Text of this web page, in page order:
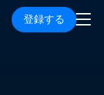
登録する